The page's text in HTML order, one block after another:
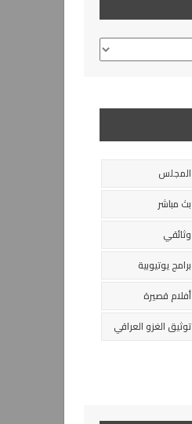
المجلس
بث مباشر
وثائقي
برامج يوتيوبية
أفلام قصيرة
توثيق الغزو العراقي